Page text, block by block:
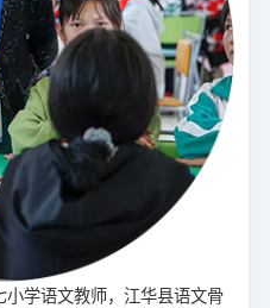
小学语文教师，江华县语文骨